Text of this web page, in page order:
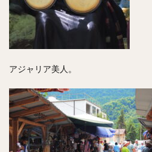
アジャリア美人。